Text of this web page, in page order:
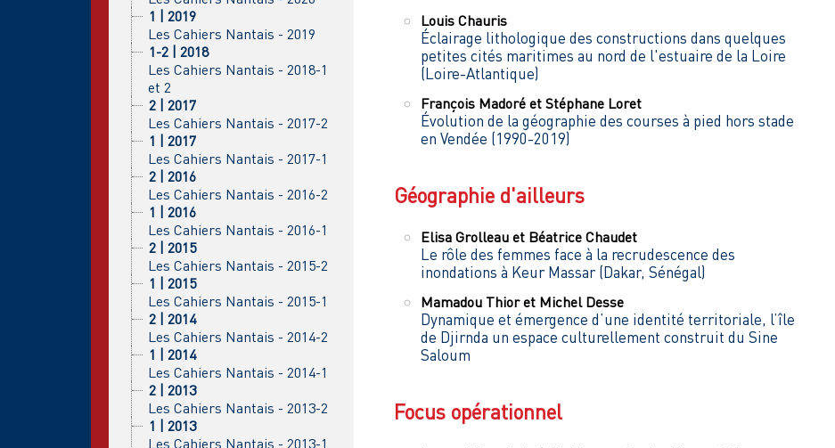
1 | 2019
Les Cahiers Nantais - 2019
1-2 | 2018
Les Cahiers Nantais - 2018-1
et 2
2 | 2017
Les Cahiers Nantais - 2017-2
1 | 2017
Les Cahiers Nantais - 2017-1
2 | 2016
Les Cahiers Nantais - 2016-2
1 | 2016
Les Cahiers Nantais - 2016-1
2 | 2015
Les Cahiers Nantais - 2015-2
1 | 2015
Les Cahiers Nantais - 2015-1
2 | 2014
Les Cahiers Nantais - 2014-2
1 | 2014
Les Cahiers Nantais - 2014-1
2 | 2013
Les Cahiers Nantais - 2013-2
1 | 2013
Les Cahiers Nantais - 2013-1
Louis Chauris
Éclairage lithologique des constructions dans quelques
petites cités maritimes au nord de l'estuaire de la Loire
(Loire-Atlantique)
François Madoré et Stéphane Loret
Évolution de la géographie des courses à pied hors stade
en Vendée (1990-2019)
Géographie d'ailleurs
Elisa Grolleau et Béatrice Chaudet
Le rôle des femmes face à la recrudescence des
inondations à Keur Massar (Dakar, Sénégal)
Mamadou Thioret Michel Desse
Dynamique et émergence d’une identité territoriale, l’île
de Djirnda un espace culturellement construit du Sine
Saloum
Focus opérationnel